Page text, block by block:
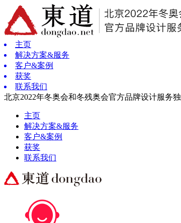
主页
解决方案&服务
客户&案例
获奖
联系我们
北京2022年冬奥会和冬残奥会官方品牌设计服务
主页
解决方案&服务
客户&案例
获奖
联系我们